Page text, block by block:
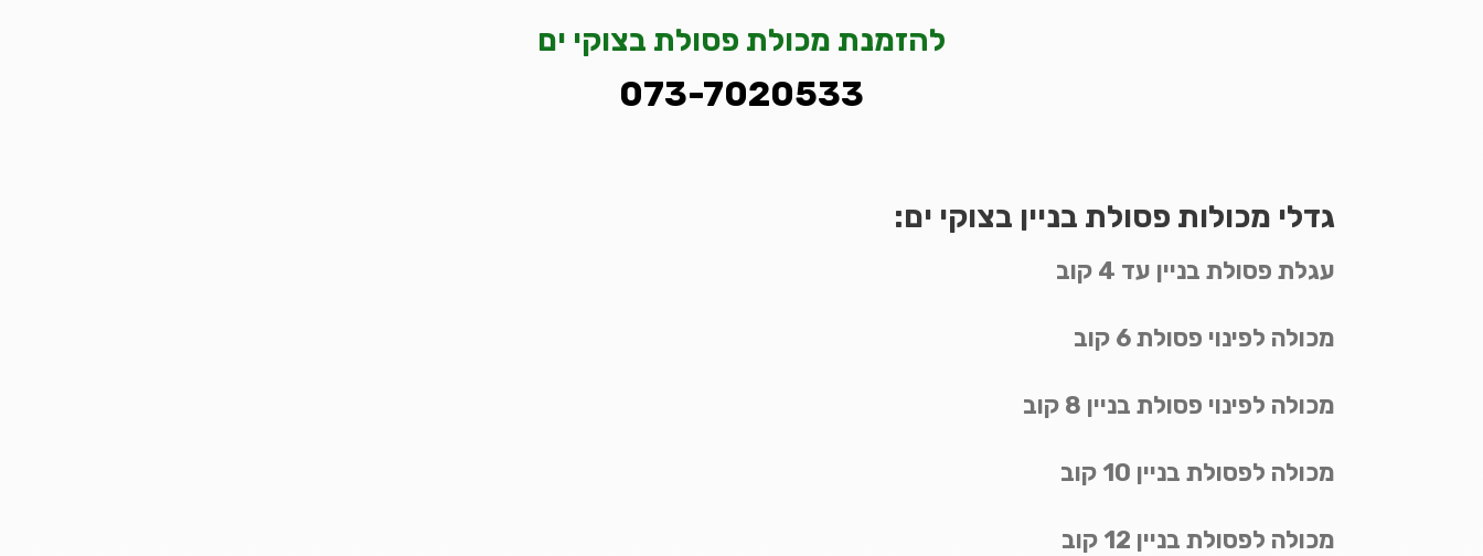
להזמנת מכולת פסולת בצוקי ים
073-7020533
גדלי מכולות פסולת בניין בצוקי ים:
עגלת פסולת בניין עד 4 קוב
מכולה לפינוי פסולת 6 קוב
מכולה לפינוי פסולת בניין 8 קוב
מכולה לפסולת בניין 10 קוב
מכולה לפסולת בניין 12 קוב